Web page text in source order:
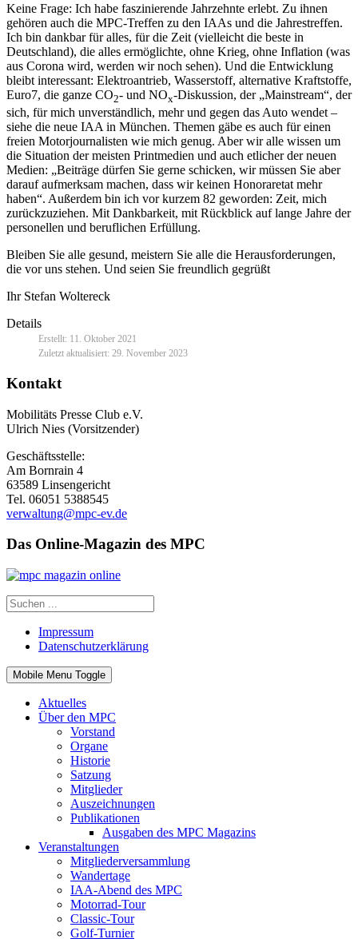
Keine Frage: Ich habe faszinierende Jahrzehnte erlebt. Zu ihnen
gehören auch die MPC-Treffen zu den IAAs und die Jahrestreffen.
Ich bin dankbar für alles, für die Zeit (vielleicht die beste in
Deutschland), die alles ermöglichte, ohne Krieg, ohne Inflation (was
aus Corona wird, werden wir noch sehen). Und die Entwicklung
bleibt interessant: Elektroantrieb, Wasserstoff, alternative Kraftstoffe,
Euro7, die ganze CO2- und NOx-Diskussion, der „Mainstream“, der
sich, für mich unverständlich, mehr und gegen das Auto wendet –
siehe die neue IAA in München. Themen gäbe es auch für einen
freien Motorjournalisten wie mich genug. Aber wir alle wissen um
die Situation der meisten Printmedien und auch etlicher der neuen
Medien: „Beiträge dürfen Sie gerne schicken, wir müssen Sie aber
darauf aufmerksam machen, dass wir keinen Honoraretat mehr
haben“. Außerdem bin ich vor kurzem 82 geworden: Zeit, mich
zurückzuziehen. Mit Dankbarkeit, mit Rückblick auf lange Jahre der
personellen und beruflichen Erfüllung.
Bleiben Sie alle gesund, meistern Sie alle die Herausforderungen,
die vor uns stehen. Und seien Sie freundlich gegrüßt
Ihr Stefan Woltereck
Details
Erstellt: 11. Oktober 2021
Zuletzt aktualisiert: 29. November 2023
Kontakt
Mobilitäts Presse Club e.V.
Ulrich Nies (Vorsitzender)
Geschäftsstelle:
Am Bornrain 4
63589 Linsengericht
Tel. 06051 5388545
verwaltung@mpc-ev.de
Das Online-Magazin des MPC
Impressum
Datenschutzerklärung
Mobile Menu Toggle
Aktuelles
Über den MPC
Vorstand
Organe
Historie
Satzung
Mitglieder
Auszeichnungen
Publikationen
Ausgaben des MPC Magazins
Veranstaltungen
Mitgliederversammlung
Wandertage
IAA-Abend des MPC
Motorrad-Tour
Classic-Tour
Golf-Turnier